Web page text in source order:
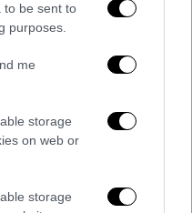
to be sent to
purposes.
me
storage
on web or
storage